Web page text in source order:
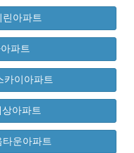
린아파트
파트
카이아파트
아파트
운아파트